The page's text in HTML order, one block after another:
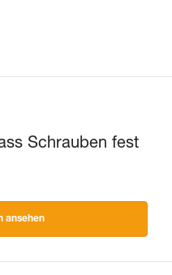
Schrauben fest
ansehen